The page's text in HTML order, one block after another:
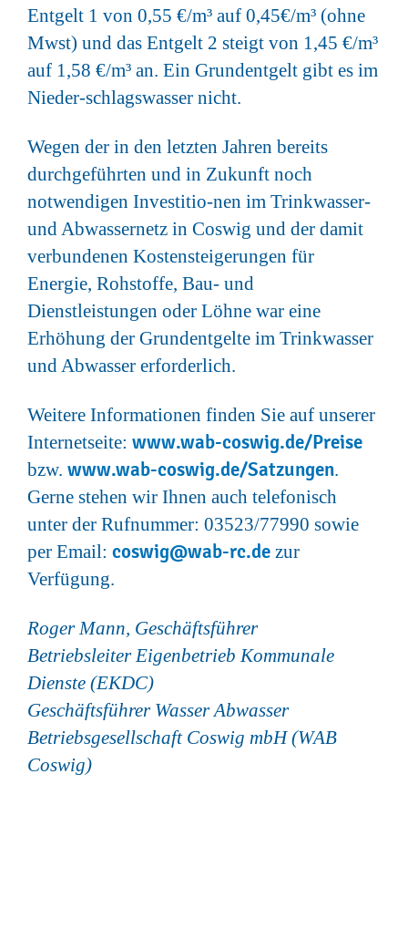
Entgelt 1 von 0,55 €/m³ auf 0,45€/m³ (ohne
Mwst) und das Entgelt 2 steigt von 1,45 €/m³
auf 1,58 €/m³ an. Ein Grundentgelt gibt es im
Nieder-schlagswasser nicht.
Wegen der in den letzten Jahren bereits
durchgeführten und in Zukunft noch
notwendigen Investitio-nen im Trinkwasser-
und Abwassernetz in Coswig und der damit
verbundenen Kostensteigerungen für
Energie, Rohstoffe, Bau- und
Dienstleistungen oder Löhne war eine
Erhöhung der Grundentgelte im Trinkwasser
und Abwasser erforderlich.
Weitere Informationen finden Sie auf unserer
Internetseite: www.wab-coswig.de/Preise
bzw. www.wab-coswig.de/Satzungen.
Gerne stehen wir Ihnen auch telefonisch
unter der Rufnummer: 03523/77990 sowie
per Email: coswig@wab-rc.de zur
Verfügung.
Roger Mann, Geschäftsführer
Betriebsleiter Eigenbetrieb Kommunale
Dienste (EKDC)
Geschäftsführer Wasser Abwasser
Betriebsgesellschaft Coswig mbH (WAB
Coswig)